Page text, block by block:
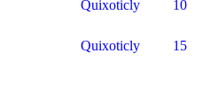
Quixoticly 10
Quixoticly 15